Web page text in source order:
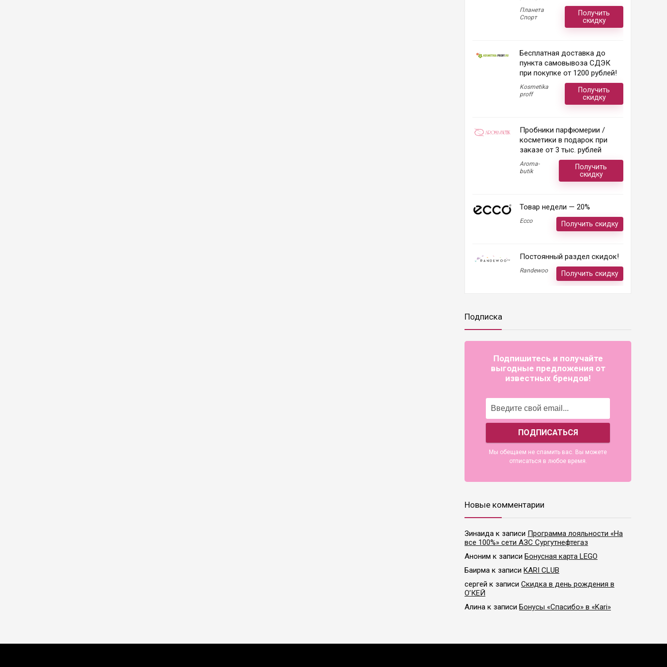
Планета
Спорт
Получить
скидку
Бесплатная доставка до
пункта самовывоза СДЭК
при покупке от 1200 рублей!
Kosmetika
proff
Получить
скидку
Пробники парфюмерии /
косметики в подарок при
заказе от 3 тыс. рублей
Aroma-
butik
Получить
скидку
Товар недели — 20%
Ecco Получить скидку
Постоянный раздел скидок!
Randewoo Получить скидку
Подписка
Подпишитесь и получайте
выгодные предложения от
известных брендов!
Мы обещаем не спамить вас. Вы можете
отписаться в любое время.
Новые комментарии
Зинаида к записи Программа лояльности «На
все 100%» сети АЗС Сургутнефтегаз
Аноним к записи Бонусная карта LEGO
Баирма к записи KARI CLUB
сергей к записи Скидка в день рождения в
О’КЕЙ
Алина к записи Бонусы «Спасибо» в «Kari»